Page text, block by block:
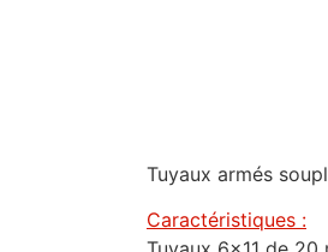
Tuyaux armés
Caractéristiques :